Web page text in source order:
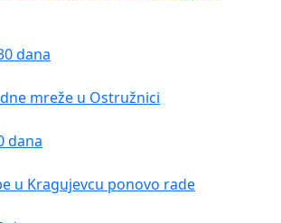
dana
mreže u Ostružnici
dana
u Kragujevcu ponovo rade